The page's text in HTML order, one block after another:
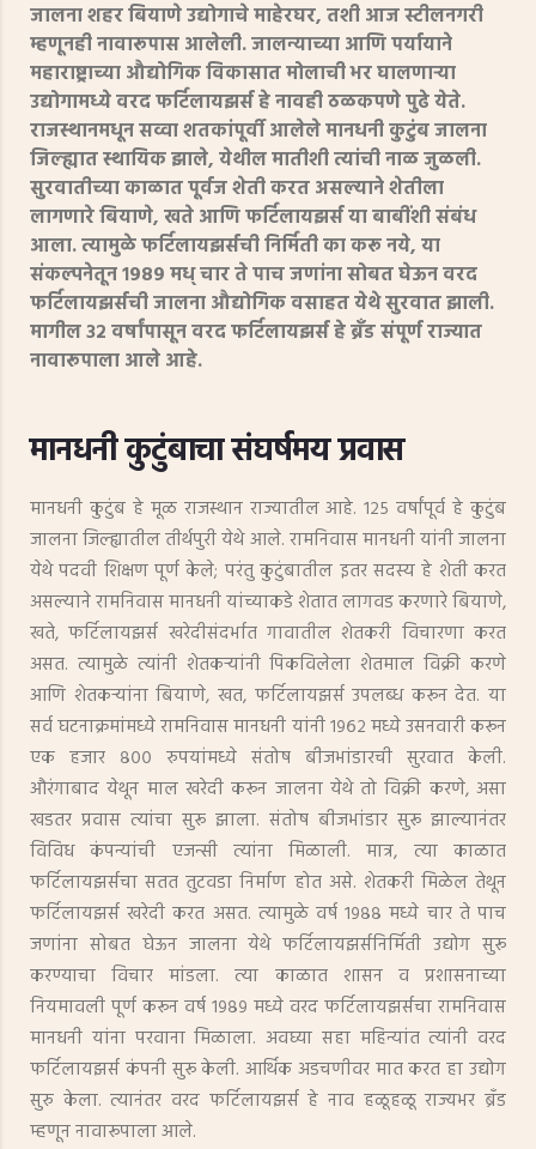
जालना शहर बियाणे उद्योगाचे माहेरघर, तशी आज स्टीलनगरी
म्हणूनही नावारूपास आलेली. जालन्याच्या आणि पर्यायाने
महाराष्ट्राच्या औद्योगिक विकासात मोलाची भर घालणाऱ्या
उद्योगामध्ये वरद फर्टिलायझर्स हे नावही ठळकपणे पुढे येते.
राजस्थानमधून सव्वा शतकांपूर्वी आलेले मानधनी कुटुंब जालना
जिल्ह्यात स्थायिक झाले, येथील मातीशी त्यांची नाळ जुळली.
सुरवातीच्या काळात पूर्वज शेती करत असल्याने शेतीला
लागणारे बियाणे, खते आणि फर्टिलायझर्स या बाबींशी संबंध
आला. त्यामुळे फर्टिलायझर्सची निर्मिती का करू नये, या
संकल्पनेतून १९८९ मध् चार ते पाच जणांना सोबत घेऊन वरद
फर्टिलायझर्सची जालना औद्योगिक वसाहत येथे सुरवात झाली.
मागील ३२ वर्षांपासून वरद फर्टिलायझर्स हे ब्रॅंड संपूर्ण राज्यात
नावारूपाला आले आहे.
मानधनी कुटुंबाचा संघर्षमय प्रवास
मानधनी कुटुंब हे मूळ राजस्थान राज्यातील आहे. १२५ वर्षांपूर्व हे कुटुंब
जालना जिल्ह्यातील तीर्थपुरी येथे आले. रामनिवास मानधनी यांनी जालना
येथे पदवी शिक्षण पूर्ण केले; परंतु कुटुंबातील इतर सदस्य हे शेती करत
असल्याने रामनिवास मानधनी यांच्याकडे शेतात लागवड करणारे बियाणे,
खते, फर्टिलायझर्स खरेदीसंदर्भात गावातील शेतकरी विचारणा करत
असत. त्यामुळे त्यांनी शेतकऱ्यांनी पिकविलेला शेतमाल विक्री करणे
आणि शेतकऱ्यांना बियाणे, खत, फर्टिलायझर्स उपलब्ध करून देत. या
सर्व घटनाक्रमांमध्ये रामनिवास मानधनी यांनी १९६२ मध्ये उसनवारी करून
एक हजार ८०० रुपयांमध्ये संतोष बीजभांडारची सुरवात केली.
औरंगाबाद येथून माल खरेदी करून जालना येथे तो विक्री करणे, असा
खडतर प्रवास त्यांचा सुरू झाला. संतोष बीजभांडार सुरू झाल्यानंतर
विविध कंपन्यांची एजन्सी त्यांना मिळाली. मात्र, त्या काळात
फर्टिलायझर्सचा सतत तुटवडा निर्माण होत असे. शेतकरी मिळेल तेथून
फर्टिलायझर्स खरेदी करत असत. त्यामुळे वर्ष १९८८ मध्ये चार ते पाच
जणांना सोबत घेऊन जालना येथे फर्टिलायझर्सनिर्मिती उद्योग सुरू
करण्याचा विचार मांडला. त्या काळात शासन व प्रशासनाच्या
नियमावली पूर्ण करून वर्ष १९८९ मध्ये वरद फर्टिलायझर्सचा रामनिवास
मानधनी यांना परवाना मिळाला. अवघ्या सहा महिन्यांत त्यांनी वरद
फर्टिलायझर्स कंपनी सुरू केली. आर्थिक अडचणीवर मात करत हा उद्योग
सुरु केला. त्यानंतर वरद फर्टिलायझर्स हे नाव हळूहळू राज्यभर ब्रॅंड
म्हणून नावारूपाला आले.